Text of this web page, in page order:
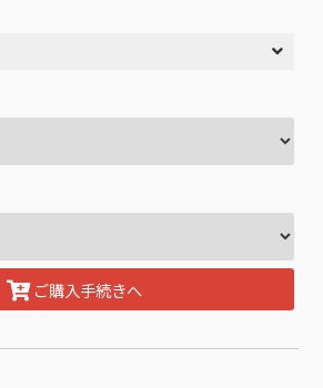
ご購入手続きへ